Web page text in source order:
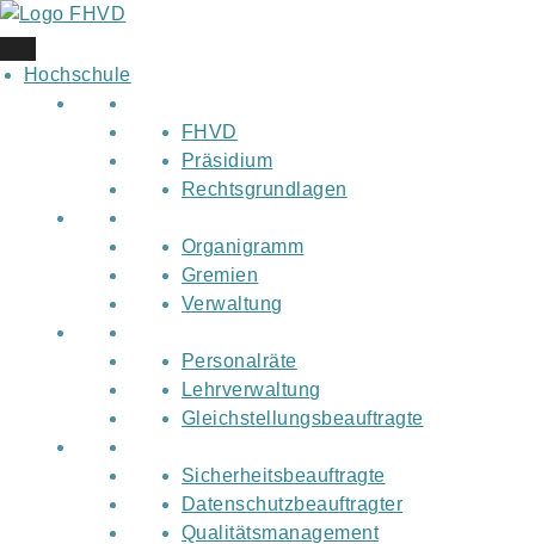
Skip
to
content
Hochschule
FHVD
Präsidium
Rechtsgrundlagen
Organigramm
Gremien
Verwaltung
Personalräte
Lehrverwaltung
Gleichstellungsbeauftragte
Sicherheitsbeauftragte
Datenschutzbeauftragter
Qualitätsmanagement